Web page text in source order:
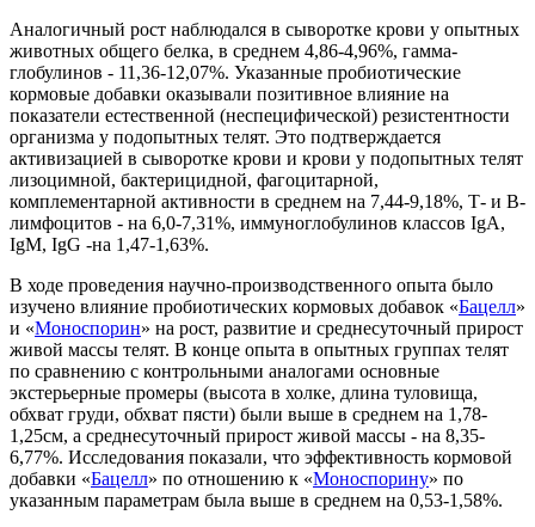
Аналогичный рост наблюдался в сыворотке крови у опытных
животных общего белка, в среднем 4,86-4,96%, гамма-
глобулинов - 11,36-12,07%. Указанные пробиотические
кормовые добавки оказывали позитивное влияние на
показатели естественной (неспецифической) резистентности
организма у подопытных телят. Это подтверждается
активизацией в сыворотке крови и крови у подопытных телят
лизоцимной, бактерицидной, фагоцитарной,
комплементарной активности в среднем на 7,44-9,18%, Т- и В-
лимфоцитов - на 6,0-7,31%, иммуноглобулинов классов IgA,
IgM, IgG -на 1,47-1,63%.
В ходе проведения научно-производственного опыта было
изучено влияние пробиотических кормовых добавок «Бацелл»
и «Моноспорин» на рост, развитие и среднесуточный прирост
живой массы телят. В конце опыта в опытных группах телят
по сравнению с контрольными аналогами основные
экстерьерные промеры (высота в холке, длина туловища,
обхват груди, обхват пясти) были выше в среднем на 1,78-
1,25см, а среднесуточный прирост живой массы - на 8,35-
6,77%. Исследования показали, что эффективность кормовой
добавки «Бацелл» по отношению к «Моноспорину» по
указанным параметрам была выше в среднем на 0,53-1,58%.